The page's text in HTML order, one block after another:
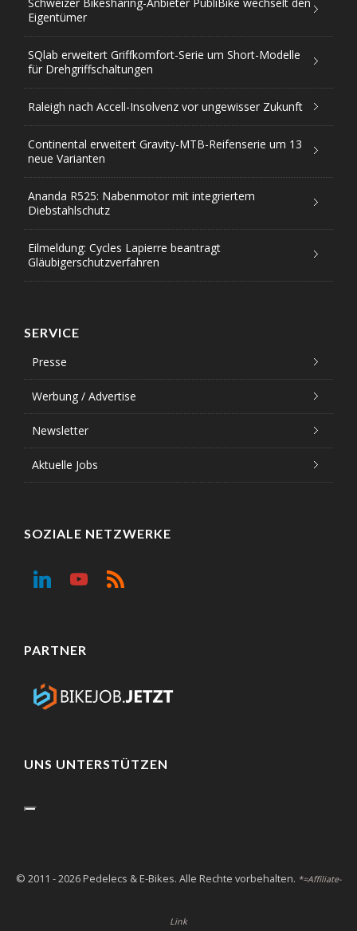
Eigentümer
SQlab erweitert Griffkomfort-Serie um Short-Modelle
für Drehgriffschaltungen
Raleigh nach Accell-Insolvenz vor ungewisser Zukunft
Continental erweitert Gravity-MTB-Reifenserie um 13
neue Varianten
Ananda R525: Nabenmotor mit integriertem
Diebstahlschutz
Eilmeldung: Cycles Lapierre beantragt
Gläubigerschutzverfahren
SERVICE
Presse
Werbung / Advertise
Newsletter
Aktuelle Jobs
SOZIALE NETZWERKE
PARTNER
UNS UNTERSTÜTZEN
© 2011 - 2026 Pedelecs & E-Bikes. Alle Rechte vorbehalten. *=Affiliate-
Link